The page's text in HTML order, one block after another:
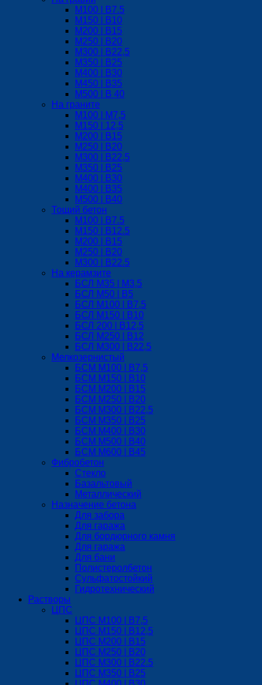
М100 | B7.5
М150 | B10
М200 | B15
М250 | B20
М300 | B22,5
М350 | B25
M400 | В30
М450 | B35
M500 | B 40
На граните
M100 | М7,5
М150 | 12,5
М200 | B15
М250 | B20
M300 | B22,5
М350 | B25
M400 | B30
M400 | B35
M500 | B40
Тощий бетон
М100 | B7.5
М150 | B12.5
М200 | В15
М250 | В20
М300 | B22.5
На керамзите
БСЛ M35 | М3,5
БСЛ M50 | B5
БСЛ M100 | B7,5
БСЛ M150 | B10
БСЛ 200 | B12,5
БСЛ М250 | B12
БСЛ M300 | B22,5
Мелкозернистый
БСМ М100 | B7,5
БСМ M150 | B10
БСМ М200 | B15
БСМ М250 | B20
БСМ M300 | B22,5
БСМ M350 | B25
БСМ М400 | B30
БСМ M500 | B40
БСМ M600 | B45
Фибробетон
Стекло
Базальтовый
Металлический
Назначение бетона
Для забора
Для гаража
Для бордюрного камня
Для гаража
Для бани
Полистеролбетон
Сульфатостойкий
Гидротехнический
Растворы
ЦПС
ЦПС М100 | B7,5
ЦПС М150 | B12,5
ЦПС М200 | B15
ЦПС М250 | B20
ЦПС М300 | B22.5
ЦПС М350 | B25